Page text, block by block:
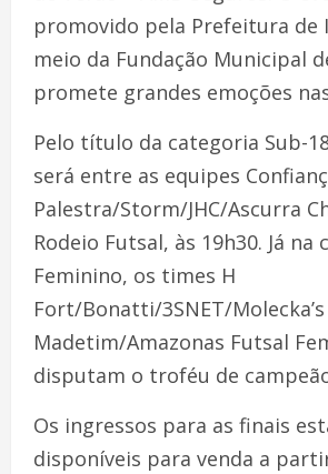
promovido pela Prefeitura de
meio da Fundação Municipal
promete grandes emoções
Pelo título da categoria Sub-
será entre as equipes
Palestra/Storm/JHC/Ascurra
Rodeio Futsal, às 19h30. Já na
Feminino, os times H
Fort/Bonatti/3SNET/
Madetim/Amazonas Futsal
disputam o troféu de
Os ingressos para as finais
disponíveis para venda a